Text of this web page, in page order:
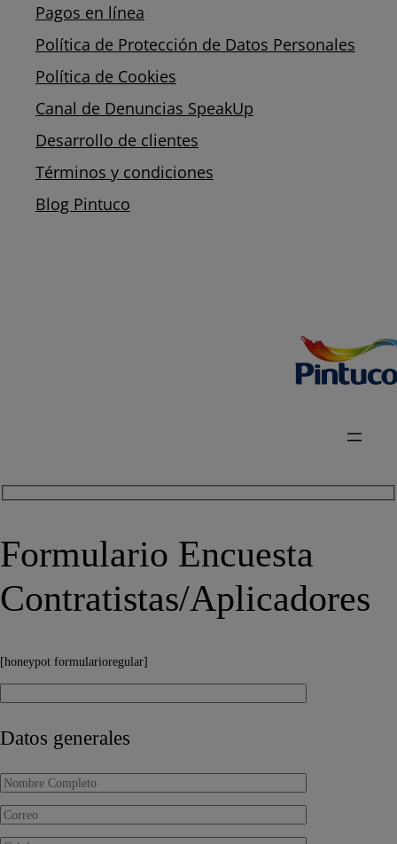
Pagos en línea
Política de Protección de Datos Personales
Política de Cookies
Canal de Denuncias SpeakUp
Desarrollo de clientes
Términos y condiciones
Blog Pintuco
Formulario Encuesta
Contratistas/Aplicadores
[honeypot formularioregular]
Datos generales